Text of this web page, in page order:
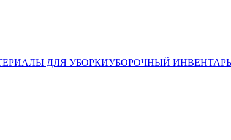
ДЛЯ УБОРКИУБОРОЧНЫЙ